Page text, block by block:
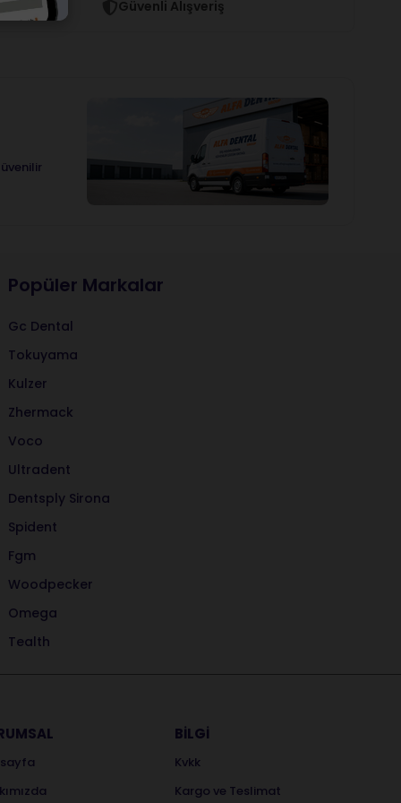
Güvenli Alışveriş
Popüler Markalar
Gc Dental
Tokuyama
Kulzer
Zhermack
Voco
Ultradent
Dentsply Sirona
Spident
Fgm
Woodpecker
Omega
Tealth
BİLGİ
Kvkk
Kargo ve Teslimat